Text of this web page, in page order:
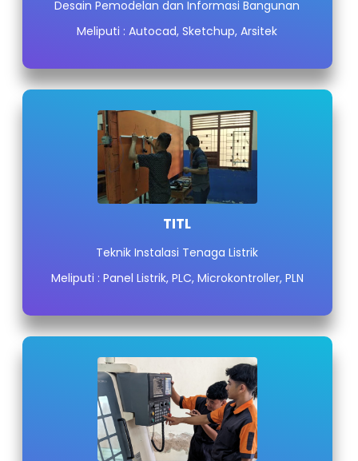
Desain Pemodelan dan Informasi Bangunan
Meliputi : Autocad, Sketchup, Arsitek
TITL
Teknik Instalasi Tenaga Listrik
Meliputi : Panel Listrik, PLC, Microkontroller, PLN